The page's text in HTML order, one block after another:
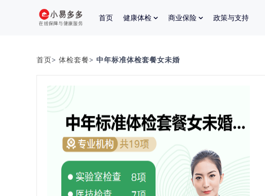
首页 健康体检 商业保险 政策与支持
首页> 体检套餐> 中年标准体检套餐女未婚